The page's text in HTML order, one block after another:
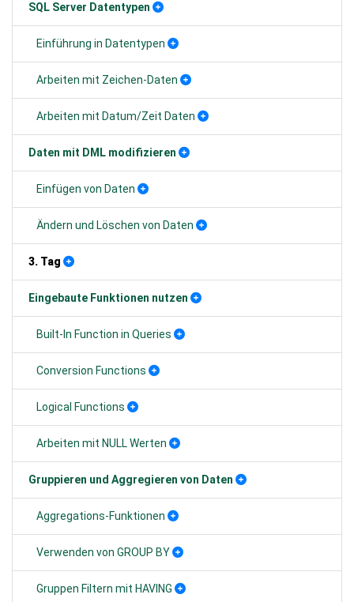
SQL Server Datentypen
Einführung in Datentypen
Arbeiten mit Zeichen-Daten
Arbeiten mit Datum/Zeit Daten
Daten mit DML modifizieren
Einfügen von Daten
Ändern und Löschen von Daten
3. Tag
Eingebaute Funktionen nutzen
Built-In Function in Queries
Conversion Functions
Logical Functions
Arbeiten mit NULL Werten
Gruppieren und Aggregieren von Daten
Aggregations-Funktionen
Verwenden von GROUP BY
Gruppen Filtern mit HAVING